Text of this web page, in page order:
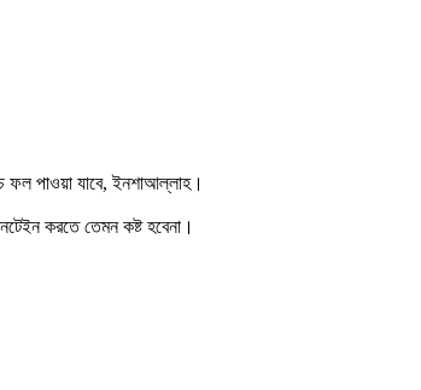
ফল পাওয়া যাবে, ইনশাআল্লাহ।
করতে তেমন কষ্ট হবেনা।